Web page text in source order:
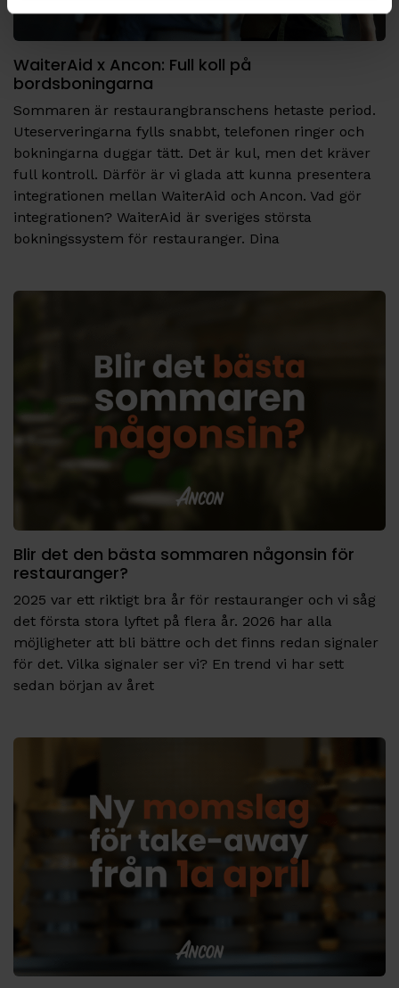
WaiterAid x Ancon: Full koll på
bordsboningarna
Sommaren är restaurangbranschens hetaste period.
Uteserveringarna fylls snabbt, telefonen ringer och
bokningarna duggar tätt. Det är kul, men det kräver
full kontroll. Därför är vi glada att kunna presentera
integrationen mellan WaiterAid och Ancon. Vad gör
integrationen? WaiterAid är sveriges största
bokningssystem för restauranger. Dina
Blir det den bästa sommaren någonsin för
restauranger?
2025 var ett riktigt bra år för restauranger och vi såg
det första stora lyftet på flera år. 2026 har alla
möjligheter att bli bättre och det finns redan signaler
för det. Vilka signaler ser vi? En trend vi har sett
sedan början av året